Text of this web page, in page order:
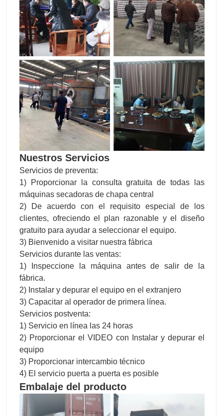
Nuestros Servicios
Servicios de preventa:
1) Proporcionar la consulta gratuita de todas las
máquinas secadoras de chapa central
2) De acuerdo con el requisito especial de los
clientes, ofreciendo el plan razonable y el diseño
gratuito para ayudar a seleccionar el equipo.
3) Bienvenido a visitar nuestra fábrica
Servicios durante las ventas:
1) Inspeccione la máquina antes de salir de la
fábrica.
2) Instalar y depurar el equipo en el extranjero
3) Capacitar al operador de primera línea.
Servicios postventa:
1) Servicio en línea las 24 horas
2) Proporcionar el VIDEO con Instalar y depurar el
equipo
3) Proporcionar intercambio técnico
4) El servicio puerta a puerta es posible
Embalaje del producto